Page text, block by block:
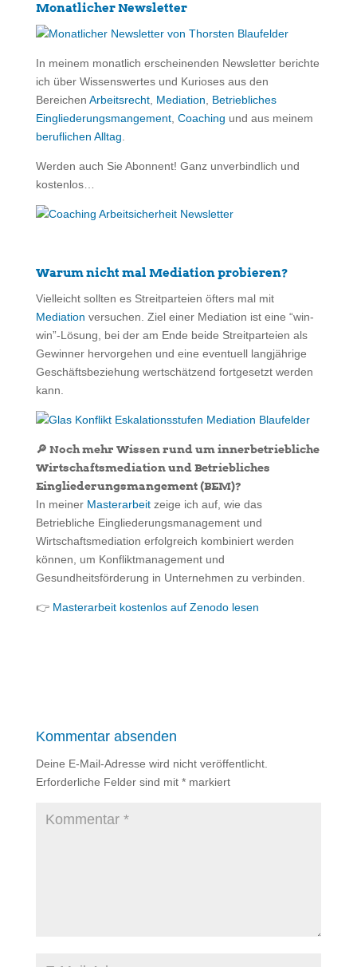
Monatlicher Newsletter
In meinem monatlich erscheinenden Newsletter berichte
ich über Wissenswertes und Kurioses aus den
Bereichen Arbeitsrecht, Mediation
Betriebliches
Eingliederungsmangement, Coaching und aus meinem
beruflichen Alltag
Werden auch Sie Abonnent! Ganz unverbindlich und
kostenlos…
Warum nicht mal Mediation probieren?
Vielleicht sollten es Streitparteien öfters mal mit
Mediation versuchen. Ziel einer Mediation ist eine “win-
win”-Lösung, bei der am Ende beide Streitparteien als
Gewinner hervorgehen und eine eventuell langjährige
Geschäftsbeziehung wertschätzend fortgesetzt werden
kann.
🔎 Noch mehr Wissen rund um innerbetriebliche
Wirtschaftsmediation und Betriebliches
Eingliederungsmangement (BEM)?
In meiner Masterarbeitzeige ich auf, wie das
Betriebliche Eingliederungsmanagement und
Wirtschaftsmediation erfolgreich kombiniert werden
können, um Konfliktmanagement und
Gesundheitsförderung in Unternehmen zu verbinden.
👉 Masterarbeit kostenlos auf Zenodo lesen
Kommentar absenden
Deine E-Mail-Adresse wird nicht veröffentlicht.
Erforderliche Felder sind mit *markiert